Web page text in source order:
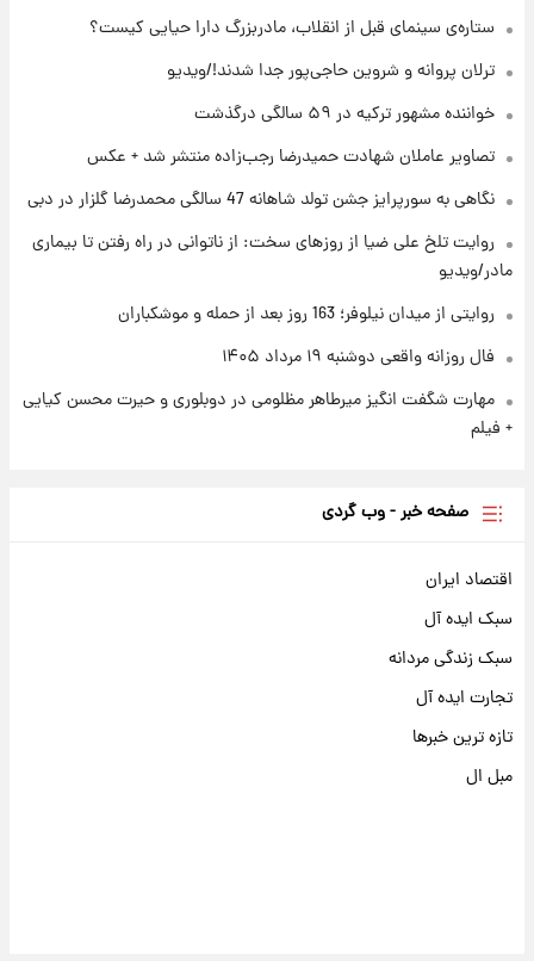
فال روزانه واقعی دوشنبه ۱۹ مرداد ۱۴۰۵
۱ روز پیش
شد
ستاره‌ی سینمای قبل از انقلاب، مادربزرگ دارا حیایی کیست؟
ترلان پروانه و شروین حاجی‌پور جدا شدند!/ویدیو
خواننده مشهور ترکیه در ۵۹ سالگی درگذشت
تصاویر عاملان شهادت حمیدرضا رجب‌زاده منتشر شد + عکس
نگاهی به سورپرایز جشن تولد شاهانه 47 سالگی محمدرضا گلزار در دبی
روایت تلخ علی ضیا از روزهای سخت: از ناتوانی در راه رفتن تا بیماری
مادر/ویدیو
روایتی از میدان نیلوفر؛ 163 روز بعد از حمله و موشکباران
فال روزانه واقعی دوشنبه ۱۹ مرداد ۱۴۰۵
مهارت شگفت انگیز میرطاهر مظلومی در دوبلوری و حیرت محسن کیایی
+ فیلم
صفحه خبر - وب گردی
اقتصاد ایران
سبک ایده آل
سبک زندگی مردانه
تجارت ایده آل
تازه ترین خبرها
مبل ال